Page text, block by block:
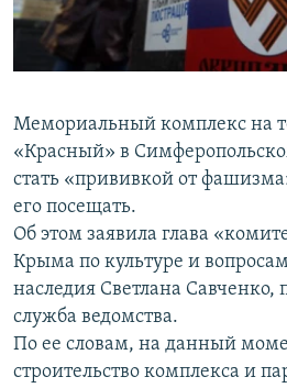
ПОБЕДИТЕЛЕЙ НЕ СУДЯТ?
КРЫМ.НЕПОКОРЕННЫЙ
УКРАИНСКАЯ ПРОБЛЕМА КРЫМА
ПРИСОЕДИНЯЙТЕСЬ!
Все сайты RFE/RL
Мемориальный комплекс на
«Красный» в
стать «прививкой от
его посещать.
Об этом заявила глава
Крыма по культуре и
наследия Светлана Савченко,
служба ведомства.
По ее словам, на данный
строительство комплекса и